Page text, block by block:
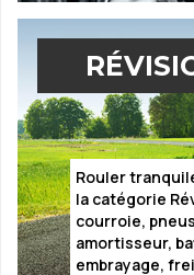
Rouler
la catégorie
courroie,
amortisseur,
embrayage,